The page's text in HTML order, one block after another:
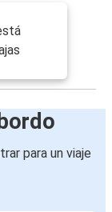
para un viaje